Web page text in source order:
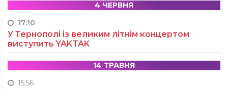
4 ЧЕРВНЯ
17:10
У Тернополі із великим літнім концертом
виступить YAKTAK
14 ТРАВНЯ
15:56